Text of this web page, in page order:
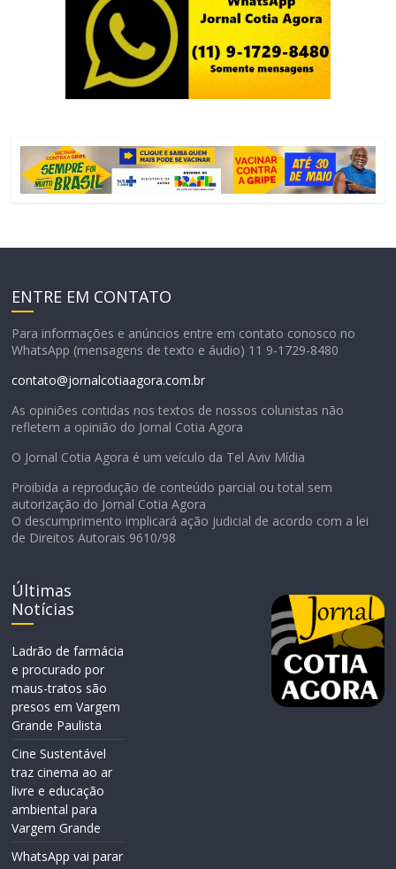
ENTRE EM CONTATO
Para informações e anúncios entre em contato conosco no
WhatsApp (mensagens de texto e áudio) 11 9-1729-8480
contato@jornalcotiaagora.com.br
As opiniões contidas nos textos de nossos colunistas não
refletem a opinião do Jornal Cotia Agora
O Jornal Cotia Agora é um veículo da Tel Aviv Mídia
Proibida a reprodução de conteúdo parcial ou total sem
autorização do Jornal Cotia Agora
O descumprimento implicará ação judicial de acordo com a lei
de Direitos Autorais 9610/98
Últimas
Notícias
Ladrão de farmácia
e procurado por
maus-tratos são
presos em Vargem
Grande Paulista
Cine Sustentável
traz cinema ao ar
livre e educação
ambiental para
Vargem Grande
WhatsApp vai parar